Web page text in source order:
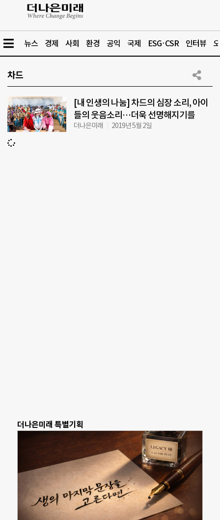
뉴스 경제 사회 환경 공익 국제 ESG·CSR 인터뷰
차드
[내 인생의 나눔] 차드의 심장 소리, 아이
들의 웃음소리…더욱 선명해지기를
더나은미래 2019년 5월 2일
더나은미래 특별기획